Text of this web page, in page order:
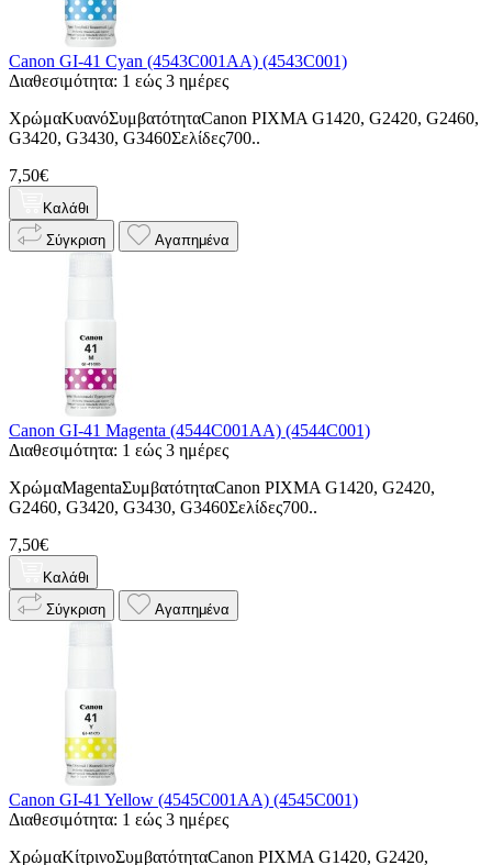
Canon GI-41 Cyan (4543C001AA) (4543C001)
Διαθεσιμότητα: 1 εώς 3 ημέρες
ΧρώμαΚυανόΣυμβατότηταCanon PIXMA G1420, G2420, G2460,
G3420, G3430, G3460Σελίδες700..
7,50€
Καλάθι
Σύγκριση
Αγαπημένα
Canon GI-41 Magenta (4544C001AA) (4544C001)
Διαθεσιμότητα: 1 εώς 3 ημέρες
ΧρώμαMagentaΣυμβατότηταCanon PIXMA G1420, G2420,
G2460, G3420, G3430, G3460Σελίδες700..
7,50€
Καλάθι
Σύγκριση
Αγαπημένα
Canon GI-41 Yellow (4545C001AA) (4545C001)
Διαθεσιμότητα: 1 εώς 3 ημέρες
ΧρώμαΚίτρινοΣυμβατότηταCanon PIXMA G1420, G2420,